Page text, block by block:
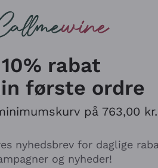
10% rabat
første ordre
på 763,00 kr.
nyhedsbrev for daglige
og nyheder!